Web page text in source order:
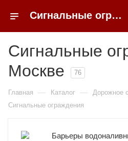
Сигнальные ограждения в Москве купить по доступным ценам с доставкой от 0ФФЕР.ру
Сигнальные
Москве
76
Главная — Каталог — Дорожное
Сигнальные ограждения
Барьеры